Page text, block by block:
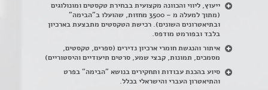
ייעוץ, ליווי והכוונה מקצועית בבחירת טקסטים ומונולוגים
(מתוך למעלה מ – 3500 מחזות, שהועלו ב"הבימה"
ובתיאטרונים השונים). רכישת הטקסטים מתבצעת בארכיון
בלבד ובפורמט מודפס.
איתור והנגשת חומרי ארכיון נדירים (ספרים, טקסטים,
מסמכים, תמונות, קבצי שמע, סרטים תיעודיים והיסטוריים)
סיוע בהכנת עבודות ותחקירים בנושא "הבימה" בפרט
והתיאטרון העברי והישראלי בכלל.